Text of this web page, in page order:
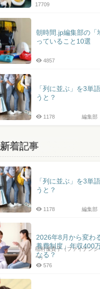
17709
朝時間.jp編集部の「
っていること10選
4857
「列に並ぶ」を3単
うと？
編集部
1178
新着記事
「列に並ぶ」を3単
うと？
編集部
1178
2026年8月から変わ
養費制度」年収400
なる？
稲村優貴子（ファイナンシ
ー）
576